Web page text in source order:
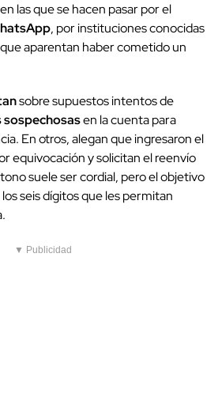
las que se hacen pasar por el
, por instituciones conocidas
aparentan haber cometido un
sobre supuestos intentos de
en la cuenta para
En otros, alegan que ingresaron el
equivocación y solicitan el reenvío
suele ser cordial, pero el objetivo
seis dígitos que les permitan
▼ Publicidad